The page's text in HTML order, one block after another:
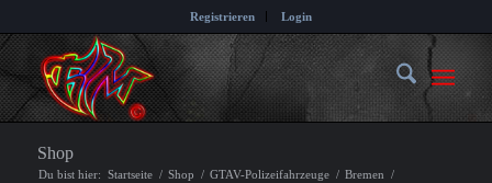
Registrieren Login
Shop
Du bist hier: Startseite / Shop / GTAV-Polizeifahrzeuge / Bremen /